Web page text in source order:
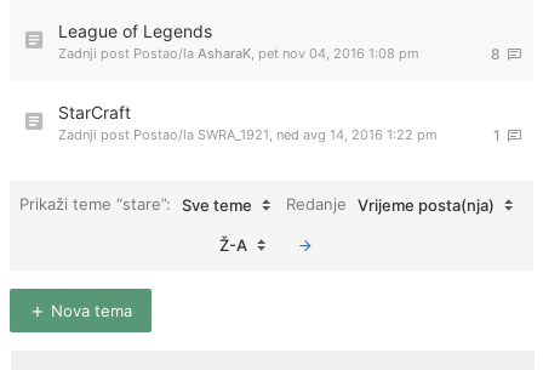
League of Legends
8
Zadnji post Postao/la AsharaK, pet nov 04, 2016 1:08 pm
StarCraft
1
Zadnji post Postao/la SWRA_1921, ned avg 14, 2016 1:22 pm
Prikaži teme “stare”: Sve teme Redanje Vrijeme posta(nja)
Ž-A
Nova tema